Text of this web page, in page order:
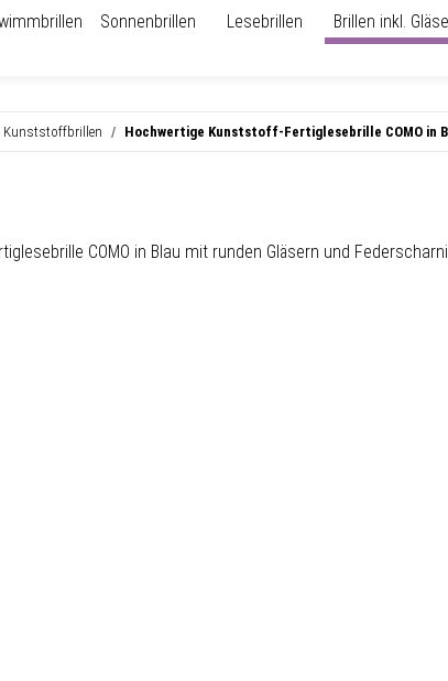
Sonnenbrillen Lesebrillen Brillen inkl.
Kunststoffbrillen Hochwertige Kunststoff-Fertiglesebrille COMO in